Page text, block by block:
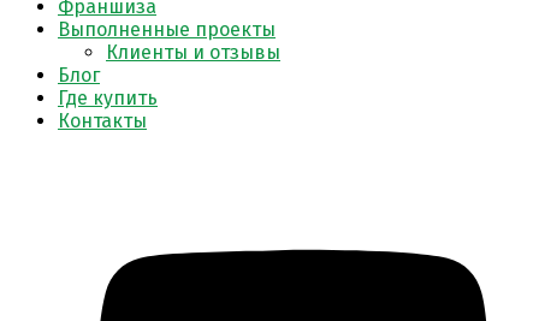
Франшиза
Выполненные проекты
Клиенты и отзывы
Блог
Где купить
Контакты